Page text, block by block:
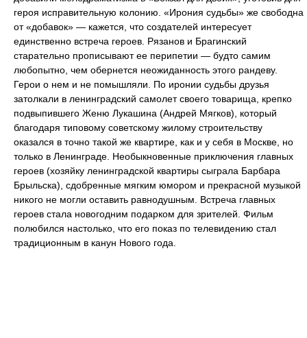
героя исправительную колонию. «Ирония судьбы» же свободна
от «добавок» — кажется, что создателей интересует
единственно встреча героев. Рязанов и Брагинский
старательно прописывают ее перипетии — будто самим
любопытно, чем обернется неожиданность этого рандеву.
Герои о нем и не помышляли. По иронии судьбы друзья
затолкали в ленинградский самолет своего товарища, крепко
подвыпившего Женю Лукашина (Андрей Мягков), который
благодаря типовому советскому жилому строительству
оказался в точно такой же квартире, как и у себя в Москве, но
только в Ленинграде. Необыкновенные приключения главных
героев (хозяйку ленинградской квартиры сыграла Барбара
Брыльска), сдобренные мягким юмором и прекрасной музыкой
никого не могли оставить равнодушным. Встреча главных
героев стала новогодним подарком для зрителей. Фильм
полюбился настолько, что его показ по телевидению стал
традиционным в канун Нового года.